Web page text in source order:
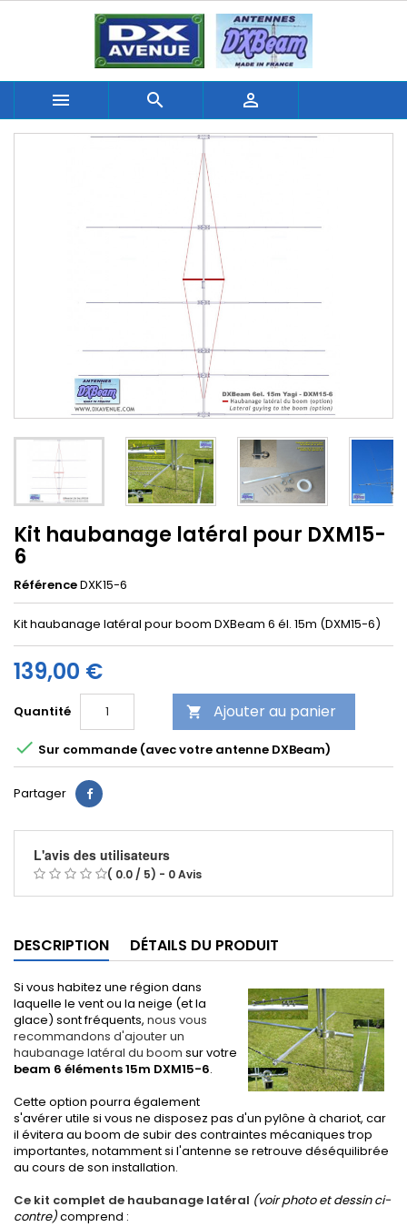
  
Kit haubanage latéral pour DXM15-
6
RéférenceDXK15-6
Kit haubanage latéral pour boom DXBeam 6 él. 15m (DXM15-6)
139,00 €
Quantité  Ajouter au panier
 Sur commande (avec votre antenne DXBeam)
Partager
L'avis des utilisateurs
( 0.0 / 5) - 0 Avis
DESCRIPTION DÉTAILS DU PRODUIT
Si vous habitez une région dans
laquelle le vent ou la neige (et la
glace) sont fréquents, nous vous
recommandons d'ajouter un
haubanage latéral du boom sur votre
beam 6 éléments 15m DXM15-6.
Cette option pourra également
s'avérer utile si vous ne disposez pas d'un pylône à chariot, car
il évitera au boom de subir des contraintes mécaniques trop
importantes, notamment si l'antenne se retrouve déséquilibrée
au cours de son installation.
Ce kit complet de haubanage latéral (voir photo et dessin ci-
contre)comprend :